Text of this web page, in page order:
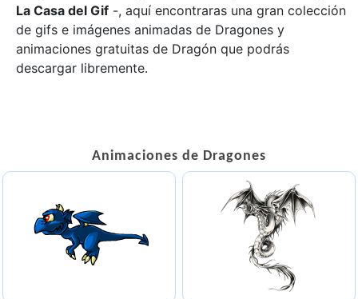
La Casa del Gif -, aquí encontraras una gran colección
de gifs e imágenes animadas de Dragones y
animaciones gratuitas de Dragón que podrás
descargar libremente.
Animaciones de Dragones